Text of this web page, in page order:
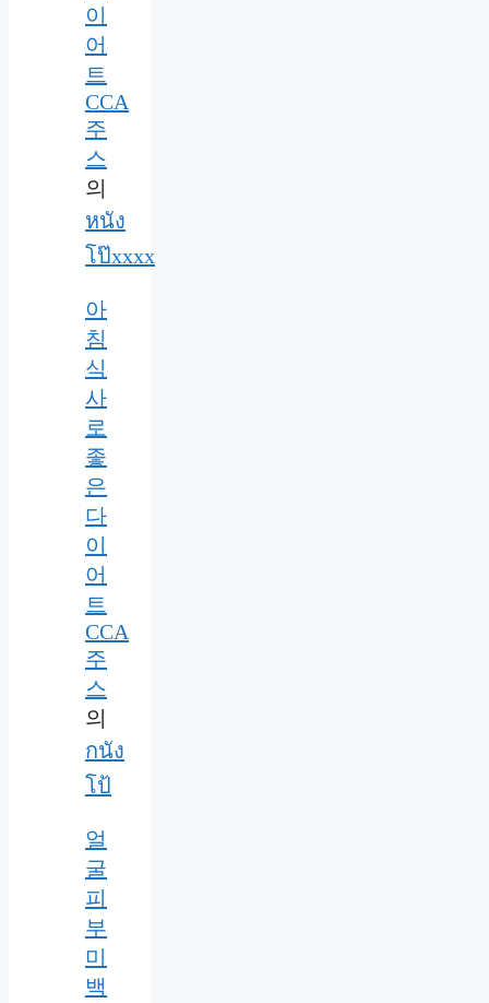
이
어
트
CCA
주
스
의
หนัง
โป๊xxxx
아
침
식
사
로
좋
은
다
이
어
트
CCA
주
스
의
กนัง
โป้
얼
굴
피
부
미
백